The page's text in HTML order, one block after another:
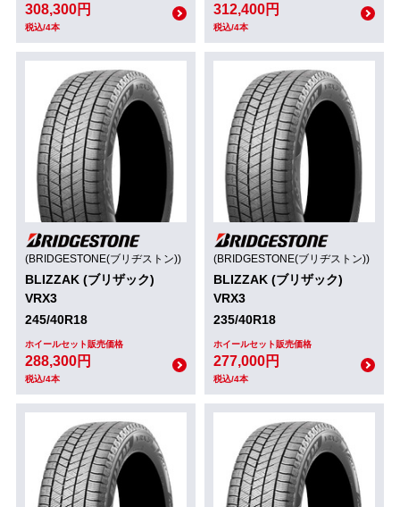
308,300円
税込/4本
312,400円
税込/4本
(BRIDGESTONE(ブリヂストン))
BLIZZAK (ブリザック)
VRX3
245/40R18
ホイールセット販売価格
288,300円
税込/4本
(BRIDGESTONE(ブリヂストン))
BLIZZAK (ブリザック)
VRX3
235/40R18
ホイールセット販売価格
277,000円
税込/4本